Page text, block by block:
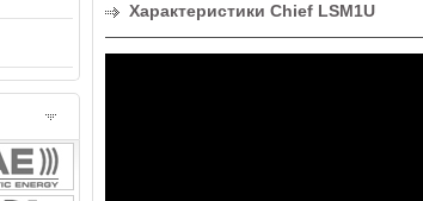
Характеристики Chief LSM1U